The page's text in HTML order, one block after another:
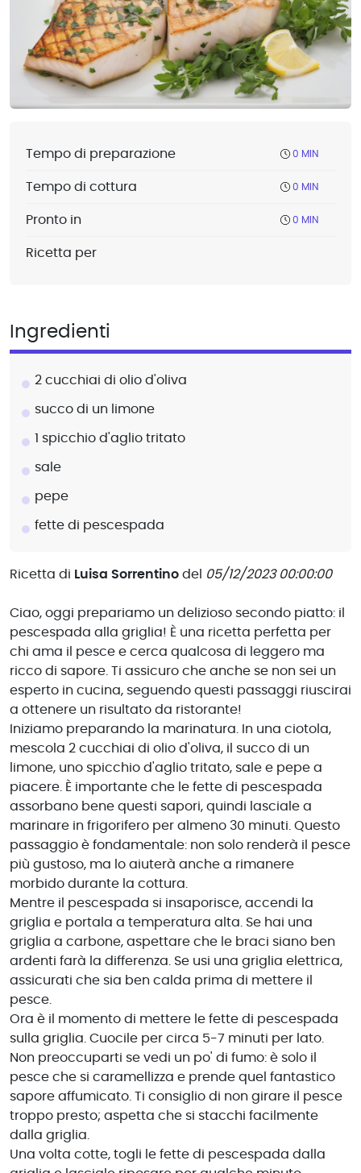
Tempo di preparazione 0 MIN
Tempo di cottura 0 MIN
Pronto in 0 MIN
Ricetta per
Ricetta di Luisa Sorrentino del 05/12/2023 00:00:00
Ciao, oggi prepariamo un delizioso secondo piatto: il
pescespada alla griglia! È una ricetta perfetta per
chi ama il pesce e cerca qualcosa di leggero ma
ricco di sapore. Ti assicuro che anche se non sei un
esperto in cucina, seguendo questi passaggi riuscirai
a ottenere un risultato da ristorante!
Iniziamo preparando la marinatura. In una ciotola,
mescola 2 cucchiai di olio d'oliva, il succo di un
limone, uno spicchio d'aglio tritato, sale e pepe a
piacere. È importante che le fette di pescespada
assorbano bene questi sapori, quindi lasciale a
marinare in frigorifero per almeno 30 minuti. Questo
passaggio è fondamentale: non solo renderà il pesce
più gustoso, ma lo aiuterà anche a rimanere
morbido durante la cottura.
Mentre il pescespada si insaporisce, accendi la
griglia e portala a temperatura alta. Se hai una
griglia a carbone, aspettare che le braci siano ben
ardenti farà la differenza. Se usi una griglia elettrica,
assicurati che sia ben calda prima di mettere il
pesce.
Ora è il momento di mettere le fette di pescespada
sulla griglia. Cuocile per circa 5-7 minuti per lato.
Non preoccuparti se vedi un po' di fumo: è solo il
pesce che si caramellizza e prende quel fantastico
sapore affumicato. Ti consiglio di non girare il pesce
troppo presto; aspetta che si stacchi facilmente
dalla griglia.
Una volta cotte, togli le fette di pescespada dalla
Ingredienti
2 cucchiai di olio d'oliva
succo di un limone
1 spicchio d'aglio tritato
sale
pepe
fette di pescespada